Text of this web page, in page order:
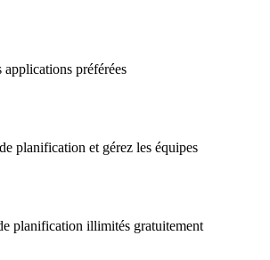
préférées
planification et gérez les équipes
planification illimités gratuitement